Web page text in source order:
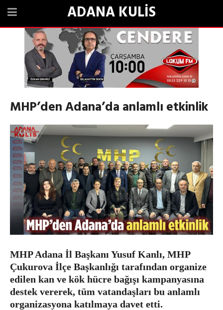
ADANA KULİS
MHP’den Adana’da anlamlı etkinlik
MHP Adana İl Başkanı Yusuf Kanlı, MHP
Çukurova İlçe Başkanlığı tarafından organize
edilen kan ve kök hücre bağışı kampanyasına
destek vererek, tüm vatandaşları bu anlamlı
organizasyona katılmaya davet etti.